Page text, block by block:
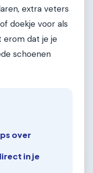
extra veters
doekje voor als
erom dat je je
schoenen
over
in je